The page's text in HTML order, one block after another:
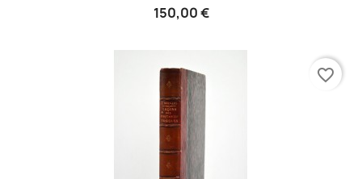
150,00 €
favorite_border